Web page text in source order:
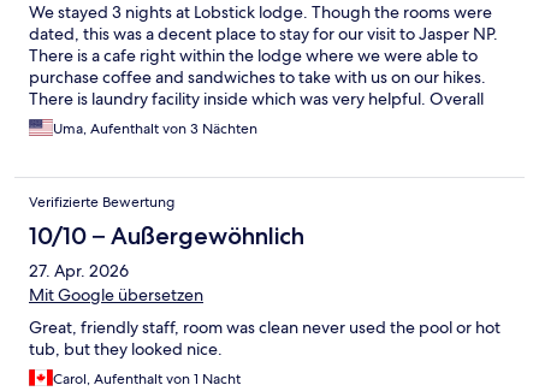
We stayed 3 nights at Lobstick lodge. Though the rooms were
dated, this was a decent place to stay for our visit to Jasper NP.
There is a cafe right within the lodge where we were able to
purchase coffee and sandwiches to take with us on our hikes.
There is laundry facility inside which was very helpful. Overall
would recommend.
Uma, Aufenthalt von 3 Nächten
Verifizierte Bewertung
10/10 – Außergewöhnlich
27. Apr. 2026
Mit Google übersetzen
Great, friendly staff, room was clean never used the pool or hot
tub, but they looked nice.
Carol, Aufenthalt von 1 Nacht